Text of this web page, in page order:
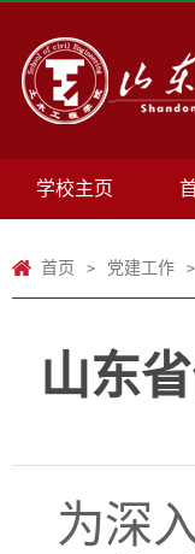
学校主页
首页 > 党建工作 >
山东
为深